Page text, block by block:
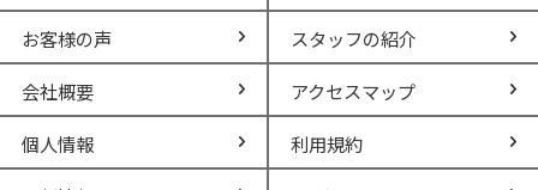
お客様の声 スタッフの紹介
会社概要 アクセスマップ
個人情報 利用規約